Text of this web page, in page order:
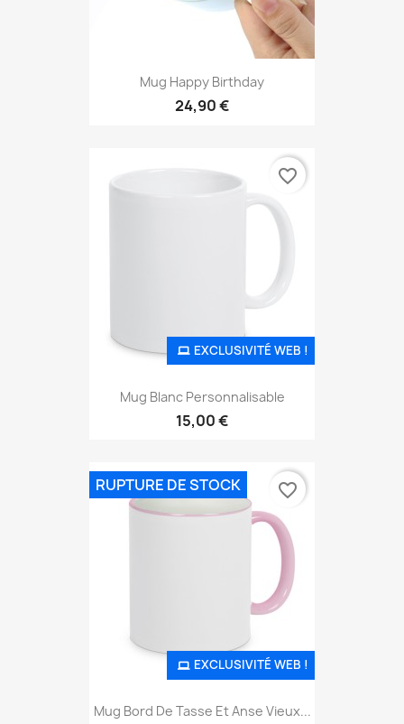
Mug Happy Birthday
24,90 €
Mug Blanc Personnalisable
15,00 €
EXCLUSIVITÉ WEB !
favorite_border
Mug Bord De Tasse Et Anse Vieux...
EXCLUSIVITÉ WEB !
RUPTURE DE STOCK favorite_border